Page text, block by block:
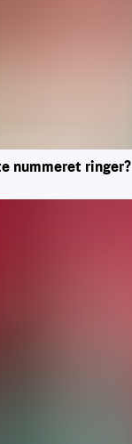
nummeret ringer?